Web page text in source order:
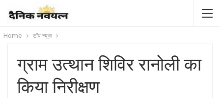
Home टॉप न्यूज़
ग्राम उत्थान शिविर रानोली का
किया निरीक्षण